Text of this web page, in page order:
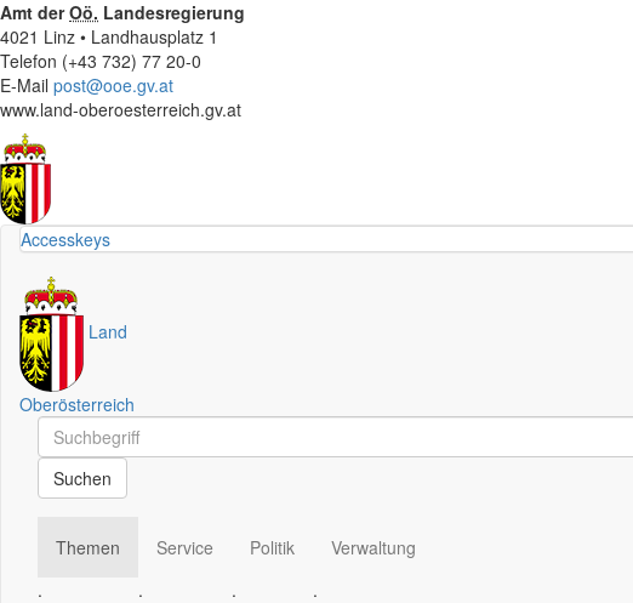
Amt derOö. Landesregierung
4021 Linz • Landhausplatz 1
Telefon (+43 732) 77 20-0
E-Mail post@ooe.gv.at
www.land-oberoesterreich.gv.at
Accesskeys
Land
Oberösterreich
Schnellsuche
Schnellsuche
Suchen
Themen
.
Service
.
Politik
.
Verwaltung
.